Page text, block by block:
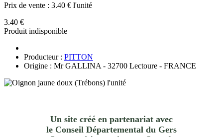
Prix de vente : 3.40 € l'unité
3.40 €
Produit indisponible
Producteur : PITTON
Origine : Mr GALLINA - 32700 Lectoure - FRANCE
Un site créé en partenariat avec
le Conseil Départemental du Gers